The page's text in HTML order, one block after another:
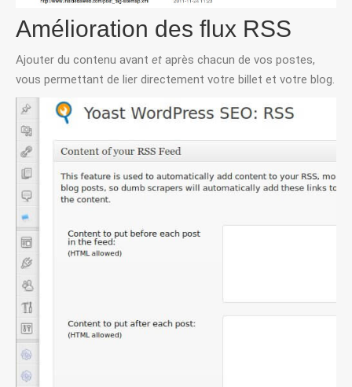
Amélioration des flux RSS
Ajouter du contenu avant et après chacun de vos postes,
vous permettant de lier directement votre billet et votre blog.